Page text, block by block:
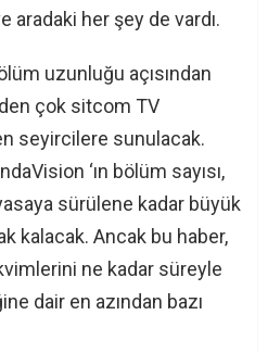
aradaki her şey de vardı.
uzunluğu açısından
çok sitcom TV
seyircilere sunulacak.
‘ın bölüm sayısı,
sürülene kadar büyük
kalacak. Ancak bu haber,
ne kadar süreyle
dair en azından bazı